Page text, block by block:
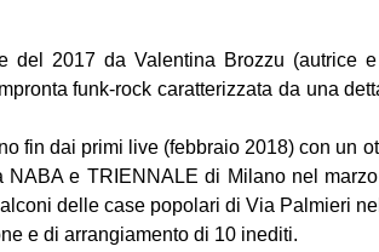
del 2017 da Valentina Brozzu (autrice
funk-rock caratterizzata da una
fin dai primi live (febbraio 2018) con un
NABA e TRIENNALE di Milano nel
delle case popolari di Via Palmieri
e di arrangiamento di 10 inediti.